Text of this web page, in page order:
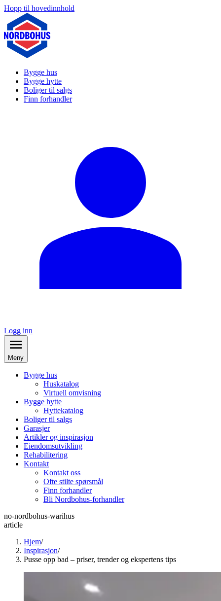
Hopp til hovedinnhold
Bygge hus
Bygge hytte
Boliger til salgs
Finn forhandler
Logg inn
Meny
Bygge hus
Huskatalog
Virtuell omvisning
Bygge hytte
Hyttekatalog
Boliger til salgs
Garasjer
Artikler og inspirasjon
Eiendomsutvikling
Rehabilitering
Kontakt
Kontakt oss
Ofte stilte spørsmål
Finn forhandler
Bli Nordbohus-forhandler
no-nordbohus-warihus
article
Hjem/
Inspirasjon/
Pusse opp bad – priser, trender og ekspertens tips